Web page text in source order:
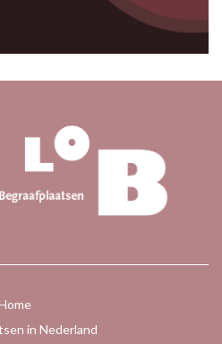
in Nederland